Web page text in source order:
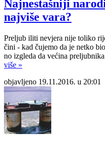
Najnestašniji
najviše vara?
Preljub iliti nevjera nije toliko
čini - kad čujemo da je netko
no izgleda da većina
više »
objavljeno 19.11.2016. u 20:01